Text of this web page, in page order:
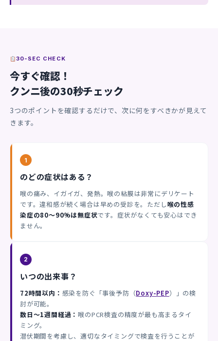
30-SEC CHECK
今すぐ確認！
クンニ後の30秒チェック
3つのポイントを確認するだけで、次に何をすべきかが見えて
きます。
1
のどの症状はある？
喉の痛み、イガイガ、発熱。喉の粘膜は非常にデリケート
です。違和感が続く場合は早めの受診を。ただし喉の性感
染症の80〜90%は無症状です。症状がなくても安心はでき
ません。
2
いつの出来事？
72時間以内： 感染を防ぐ「事後予防（Doxy-PEP）」の検
討が可能。
数日〜1週間経過：喉のPCR検査の精度が最も高まるタイ
ミング。
潜伏期間を考慮し、適切なタイミングで検査を行うことが